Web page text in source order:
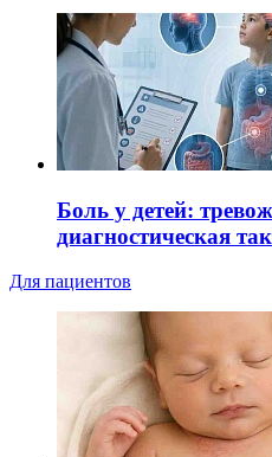
Боль у детей:
диагностическая
Для пациентов